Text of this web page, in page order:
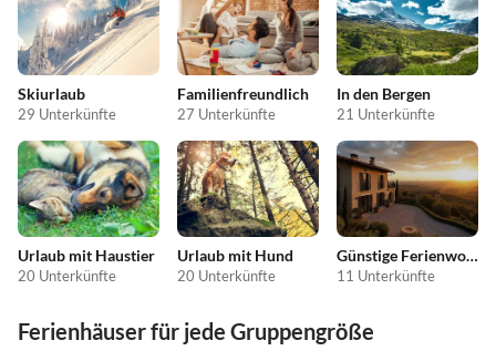
Skiurlaub
29 Unterkünfte
Familienfreundlich
27 Unterkünfte
In den Bergen
21 Unterkünfte
Urlaub mit Haustier
20 Unterkünfte
Urlaub mit Hund
20 Unterkünfte
Günstige Ferienwohnungen
11 Unterkünfte
Ferienhäuser für jede Gruppengröße